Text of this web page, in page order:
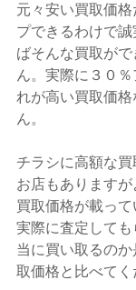
元々安い買取価
プできるわけで
ばそんな買取が
ん。実際に３０
れが高い買取価
ん。
チラシに高額な
お店もあります
買取価格が載って
実際に査定して
当に買い取るの
取価格と比べてく